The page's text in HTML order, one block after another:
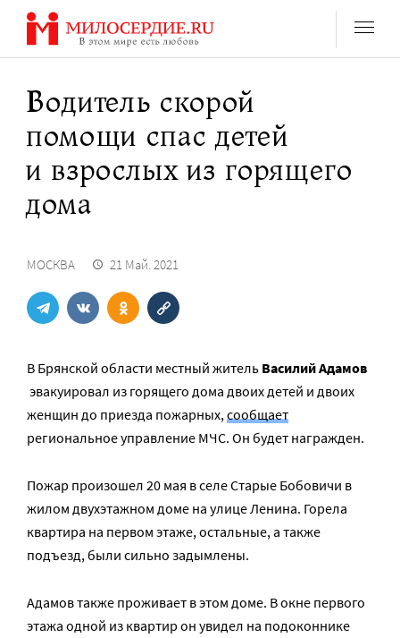
Перейти
содержанию
Водитель скорой
помощи спас детей
и взрослых из горящего
дома
МОСКВА 21 Май. 2021
В Брянской области местный житель Василий Адамов
эвакуировал из горящего дома двоих детей и двоих
женщин до приезда пожарных,сообщает
региональное управление МЧС. Он будет награжден.
Пожар произошел 20 мая в селе Старые Бобовичи в
жилом двухэтажном доме на улице Ленина. Горела
квартира на первом этаже, остальные, а также
подъезд, были сильно задымлены.
Адамов также проживает в этом доме. В окне первого
этажа одной из квартир он увидел на подоконнике